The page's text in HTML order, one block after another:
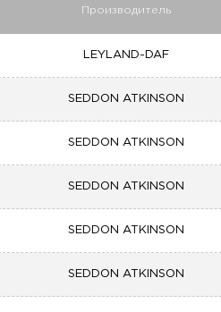
Производитель
LEYLAND-DAF
SEDDON ATKINSON
SEDDON ATKINSON
SEDDON ATKINSON
SEDDON ATKINSON
SEDDON ATKINSON